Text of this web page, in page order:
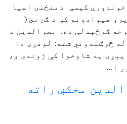
کيسې دمنځنۍ اسيا
هيوادونو کې د ګړني (
ګرځېدلې ده. نصرالدين د
څرګندوني شته: لومړی دا
په شاوخوا کې ژوندی و،
ا...
مخکښ راته